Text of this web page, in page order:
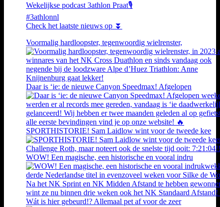
Wekelijkse podcast 3athlon Praat🎙️
#3athlonnl
Check het laatste nieuws op ⏬
Voormalig hardloopster, tegenwoordig wielrenster,
Daar is ‘ie: de nieuwe Canyon Speedmax! Afgelopen
SPORTHISTORIE! Sam Laidlow wint voor de tweede kee
WOW! Een magische, een historische en vooral indru
Wát is hier gebeurd!? Allemaal pet af voor de zeer